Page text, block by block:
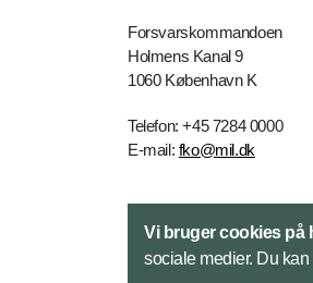
Forsvarskommandoen
Holmens Kanal 9
1060 København K
Telefon: +45 7284 0000
E-mail: fko@mil.dk
Kontakt
Vi bruger cookies på
sociale medier. Du